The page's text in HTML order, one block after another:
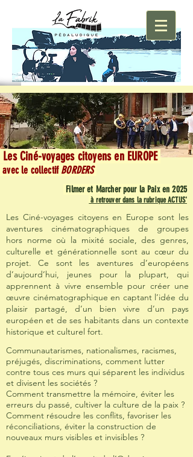
Les Ciné-voyages citoyens en EUROPE
avec le collectif BORDERS
Filmer et Marcher pour la Paix en 2025
à retrouver dans la rubrique ACTUS'
Les Ciné-voyages citoyens en Europe sont les
aventures cinématographiques de groupes
hors norme où la mixité sociale, des genres,
culturelle et générationnelle sont au cœur du
projet. Ce sont les aventures d’européens
d’aujourd’hui, jeunes pour la plupart, qui
apprennent à vivre ensemble pour créer une
œuvre cinématographique en captant l’idée du
plaisir partagé, d’un bien vivre d’un pays
européen et de ses habitants dans un contexte
historique et culturel fort.
Communautarismes, nationalismes, racismes,
préjugés, discriminations, comment lutter
contre tous ces murs qui séparent les individus
et divisent les sociétés ?
Comment transmettre la mémoire, éviter les
erreurs du passé, cultiver la culture de la paix ?
Comment résoudre les conflits, favoriser les
réconciliations, éviter la construction de
nouveaux murs visibles et invisibles ?